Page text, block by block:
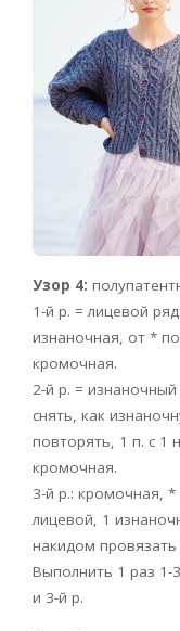
Узор 4:
1-й р. = лицевой
изнаночная, от *
кромочная.
2-й р. =
снять, как
повторять, 1 п. с 1
кромочная.
3-й р.: кромочная, *
лицевой, 1
накидом
Выполнить 1 раз 1-
и 3-й р.